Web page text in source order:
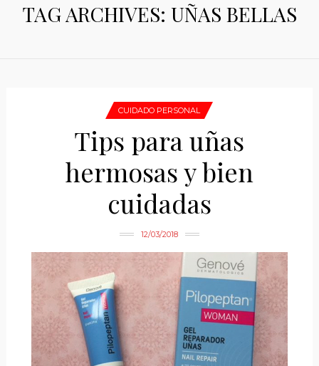
TAG ARCHIVES: UÑAS BELLAS
CUIDADO PERSONAL
Tips para uñas
hermosas y bien
cuidadas
12/03/2018